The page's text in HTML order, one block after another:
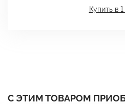
Купить в
С ЭТИМ ТОВАРОМ